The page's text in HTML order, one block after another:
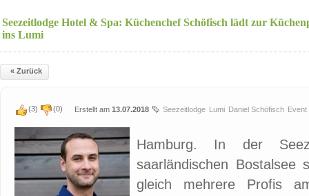
Seezeitlodge Hotel & Spa: Küchenchef Schöfisch lädt zur
ins Lumi
« Zurück
(3) (0) Erstellt am 13.07.2018 Seezeitlodge Lumi Daniel Schöfisch Event
Hamburg. In der
saarländischen Bostalsee
gleich mehrere Profis